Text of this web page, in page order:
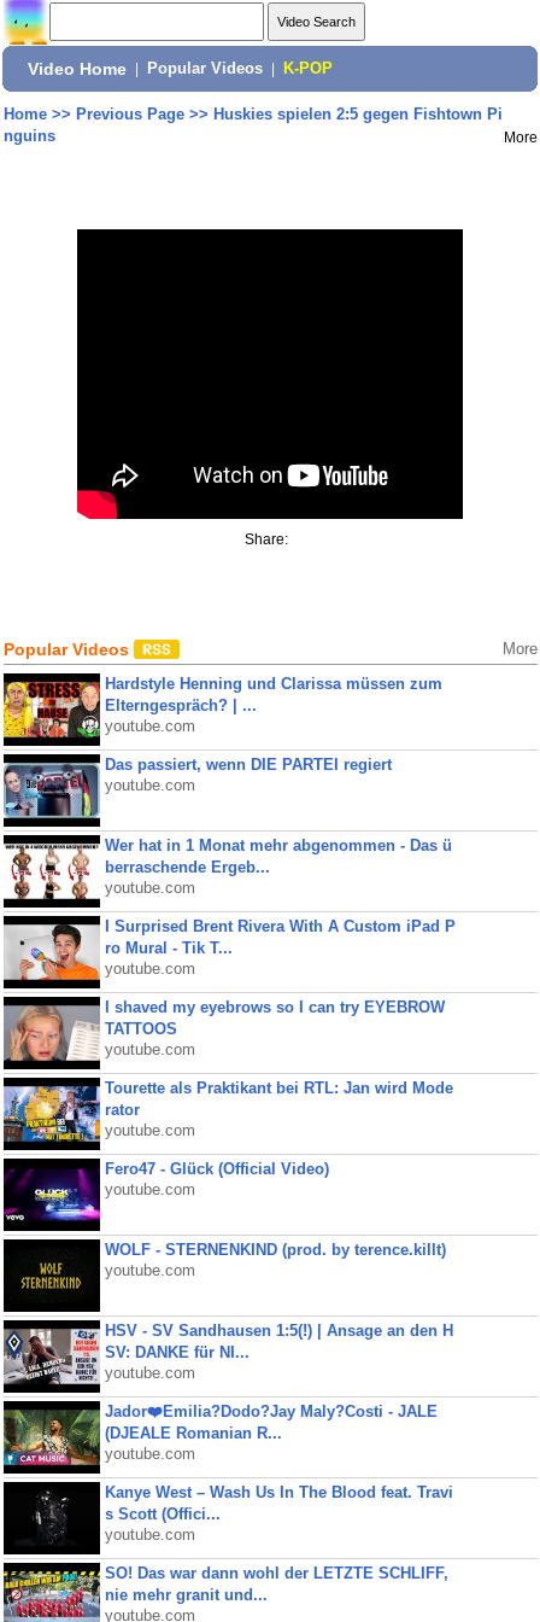
Video Home Popular Videos K-POP
Home>> Previous Page>> Huskies spielen 2:5 gegen Fishtown Pi
nguins
More
Share:
Popular Videos More
Hardstyle Henning und Clarissa müssen zum
Elterngespräch? | ...
youtube.com
Das passiert, wenn DIE PARTEI regiert
youtube.com
Wer hat in 1 Monat mehr abgenommen - Das ü
berraschende Ergeb...
youtube.com
I Surprised Brent Rivera With A Custom iPad P
ro Mural - Tik T...
youtube.com
I shaved my eyebrows so I can try EYEBROW
TATTOOS
youtube.com
Tourette als Praktikant bei RTL: Jan wird Mode
rator
youtube.com
Fero47 - Glück (Official Video)
youtube.com
WOLF - STERNENKIND (prod. by terence.killt)
youtube.com
HSV - SV Sandhausen 1:5(!) | Ansage an den H
SV: DANKE für NI...
youtube.com
Jador❤️Emilia?Dodo?Jay Maly?Costi - JALE
(DJEALE Romanian R...
youtube.com
Kanye West – Wash Us In The Blood feat. Travi
s Scott (Offici...
youtube.com
SO! Das war dann wohl der LETZTE SCHLIFF,
nie mehr granit und...
youtube.com